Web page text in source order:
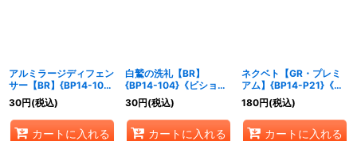
アルミラージディフェン
サー【BR】{BP14-103}
《ビショップ》
30円(税込)
カートに入れる
白鷲の洗礼【BR】
{BP14-104}《ビショッ
プ》
30円(税込)
カートに入れる
ネクベト【GR・プレミ
アム】{BP14-P21}《ビ
ショップ》
180円(税込)
カートに入れる